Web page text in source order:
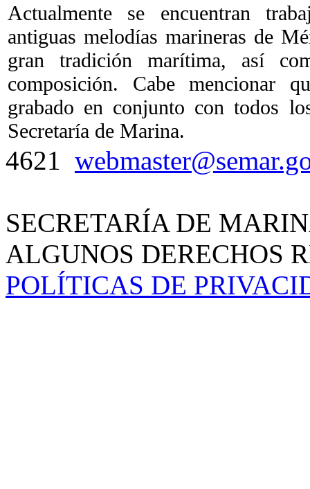
Actualmente se encuentran
antiguas melodías marineras de
gran tradición marítima, así
composición. Cabe mencionar
grabado en conjunto con todos
Secretaría de Marina.
4621
SECRETARÍA DE
ALGUNOS DERECHOS
POLÍTICAS DE